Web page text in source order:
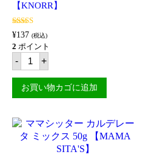
【KNORR】
5段階中
4.80の評価
¥137 (税込)
2 ポイント
- ク
ノ
ー
ル
シ
ン
の
素
+
お買い物カゴに追加